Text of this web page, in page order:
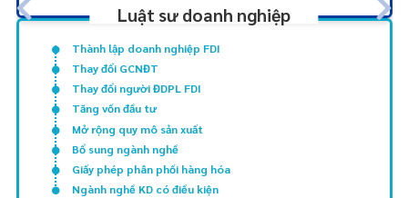
Luật sư doanh nghiệp
Thành lập doanh nghiệp FDI
Thay đổi GCNĐT
Thay đổi người ĐDPL FDI
Tăng vốn đầu tư
Mở rộng quy mô sản xuất
Bổ sung ngành nghề
Giấy phép phân phối hàng hóa
Ngành nghề KD có điều kiện